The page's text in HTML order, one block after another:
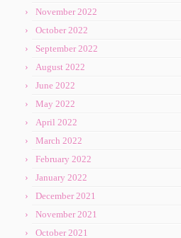
November 2022
October 2022
September 2022
August 2022
June 2022
May 2022
April 2022
March 2022
February 2022
January 2022
December 2021
November 2021
October 2021